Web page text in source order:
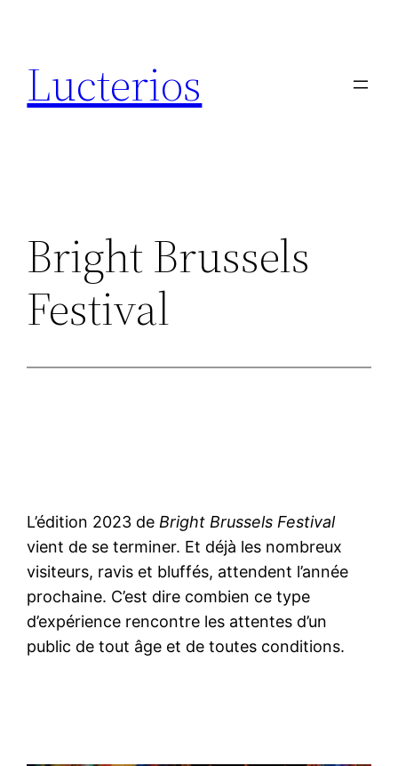
contenu
Lucterios
Bright Brussels
Festival
L’édition 2023 de Bright Brussels Festival
vient de se terminer. Et déjà les nombreux
visiteurs, ravis et bluffés, attendent l’année
prochaine. C’est dire combien ce type
d’expérience rencontre les attentes d’un
public de tout âge et de toutes conditions.